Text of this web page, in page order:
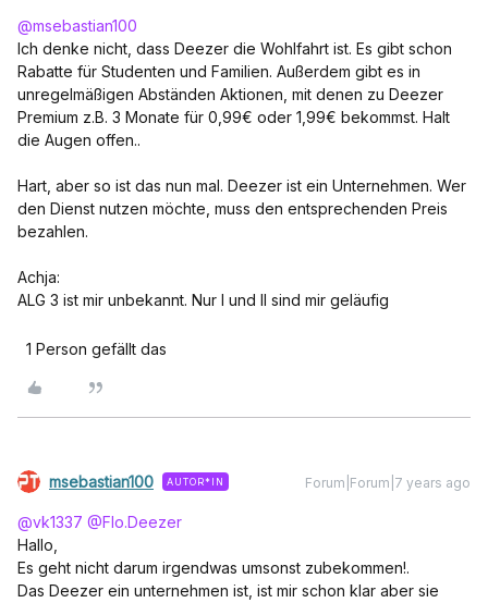
@msebastian100
Ich denke nicht, dass Deezer die Wohlfahrt ist. Es gibt schon
Rabatte für Studenten und Familien. Außerdem gibt es in
unregelmäßigen Abständen Aktionen, mit denen zu Deezer
Premium z.B. 3 Monate für 0,99€ oder 1,99€ bekommst. Halt
die Augen offen..
Hart, aber so ist das nun mal. Deezer ist ein Unternehmen. Wer
den Dienst nutzen möchte, muss den entsprechenden Preis
bezahlen.
Achja:
ALG 3 ist mir unbekannt. Nur I und II sind mir geläufig
1 Person gefällt das
msebastian100 AUTOR*IN Forum|Forum|7 years ago
@vk1337 @Flo.Deezer
Hallo,
Es geht nicht darum irgendwas umsonst zubekommen!.
Das Deezer ein unternehmen ist, ist mir schon klar aber sie